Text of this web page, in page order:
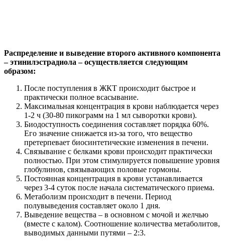
Распределение и выведение второго активного компонента
– этинилэстрадиола – осуществляется следующим
образом:
После поступления в ЖКТ происходит быстрое и
практически полное всасывание.
Максимальная концентрация в крови наблюдается через
1-2 ч (30-80 пикограмм на 1 мл сыворотки крови).
Биодоступность соединения составляет порядка 60%.
Его значение снижается из-за того, что вещество
претерпевает биосинтетические изменения в печени.
Связывание с белками крови происходит практически
полностью. При этом стимулируется повышение уровня
глобулинов, связывающих половые гормоны.
Постоянная концентрация в крови устанавливается
через 3-4 суток после начала систематического приема.
Метаболизм происходит в печени. Период
полувыведения составляет около 1 дня.
Выведение вещества – в основном с мочой и желчью
(вместе с калом). Соотношение количества метаболитов,
выводимых данными путями – 2:3.